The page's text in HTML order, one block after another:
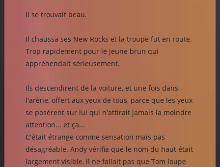
Il se trouvait beau.
Il chaussa ses New Rocks et la troupe fut en route.
Trop rapidement pour le jeune brun qui
appréhendait sérieusement.
Ils descendirent de la voiture, et une fois dans
l'arène, offert aux yeux de tous, parce que les yeux
se posèrent sur lui qui n'attirait jamais la moindre
attention... et ça...
C'était étrange comme sensation mais pas
désagréable. Andy vérifia que le nom du haut était
largement visible, il ne fallait pas que Tom loupe